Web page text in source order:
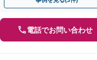
電話でお問い合わせ